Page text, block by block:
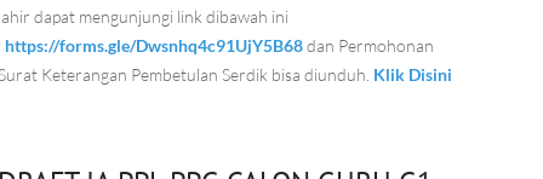
dapat mengunjungi link dibawah ini
https://forms.gle/Dwsnhq4c91UjY5B68dan Permohonan
Keterangan Pembetulan Serdik bisa diunduh. Klik Disini